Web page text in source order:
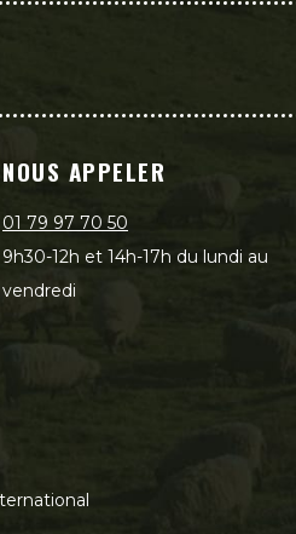
NOUS APPELER
01 79 97 70 50
9h30-12h et 14h-17h du lundi au
vendredi